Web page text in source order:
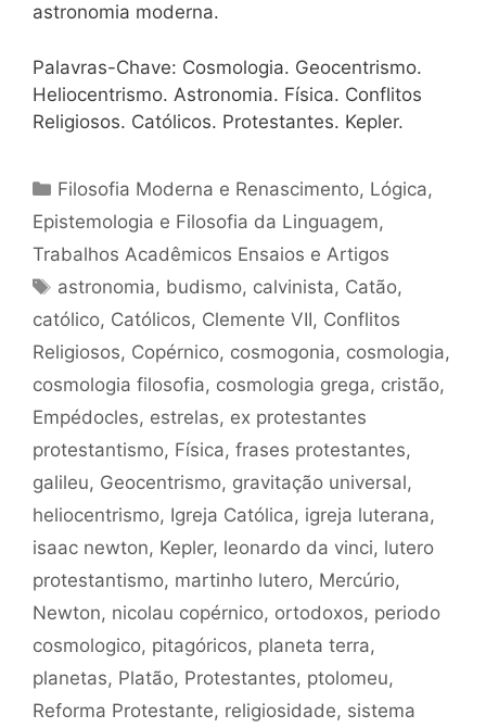
astronomia moderna.
Palavras-Chave: Cosmologia. Geocentrismo.
Heliocentrismo. Astronomia. Física. Conflitos
Religiosos. Católicos. Protestantes. Kepler.
Categorias
Filosofia Moderna e Renascimento, Lógica,
Epistemologia e Filosofia da Linguagem,
Trabalhos Acadêmicos Ensaios e Artigos
Tags
astronomia, budismo, calvinista, Catão,
católico, Católicos, Clemente VII, Conflitos
Religiosos, Copérnico, cosmogonia, cosmologia,
cosmologia filosofia, cosmologia grega, cristão,
Empédocles, estrelas, ex protestantes
protestantismo, Física, frases protestantes,
galileu, Geocentrismo, gravitação universal,
heliocentrismo, Igreja Católica, igreja luterana,
isaac newton, Kepler, leonardo da vinci, lutero
protestantismo, martinho lutero, Mercúrio,
Newton, nicolau copérnico, ortodoxos, periodo
cosmologico, pitagóricos, planeta terra,
planetas, Platão, Protestantes, ptolomeu,
Reforma Protestante, religiosidade, sistema